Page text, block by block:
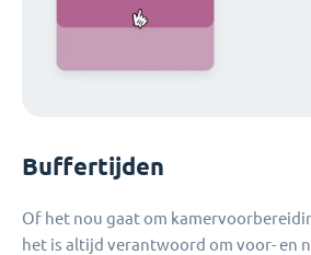
Buffertijden
Of het nou gaat om
het is altijd verantwoord om voor- en